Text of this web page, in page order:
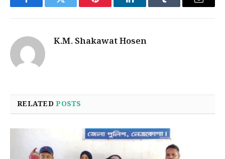
FacebookTwitter Pinterest LinkedInTumblr Email
K.M. Shakawat Hosen
RELATEDPOSTS